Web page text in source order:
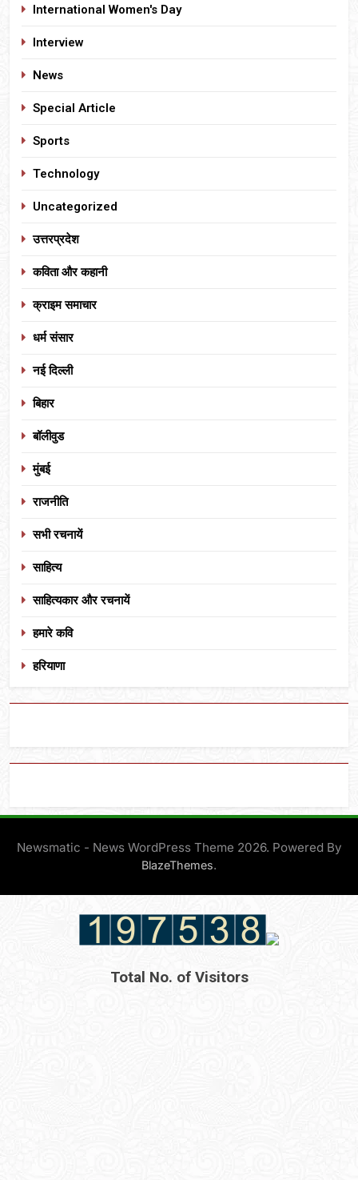
International Women's Day
Interview
News
Special Article
Sports
Technology
Uncategorized
उत्तरप्रदेश
कविता और कहानी
क्राइम समाचार
धर्म संसार
नई दिल्ली
बिहार
बॉलीवुड
मुंबई
राजनीति
सभी रचनायें
साहित्य
साहित्यकार और रचनायें
हमारे कवि
हरियाणा
Newsmatic - News WordPress Theme 2026. Powered By
BlazeThemes.
Total No. of Visitors